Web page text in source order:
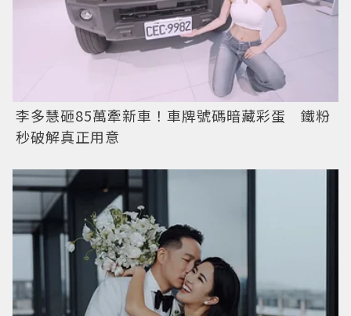
李多慧砸85萬牽新車！車牌號碼暗藏彩蛋 鐵粉
秒破解真正用意